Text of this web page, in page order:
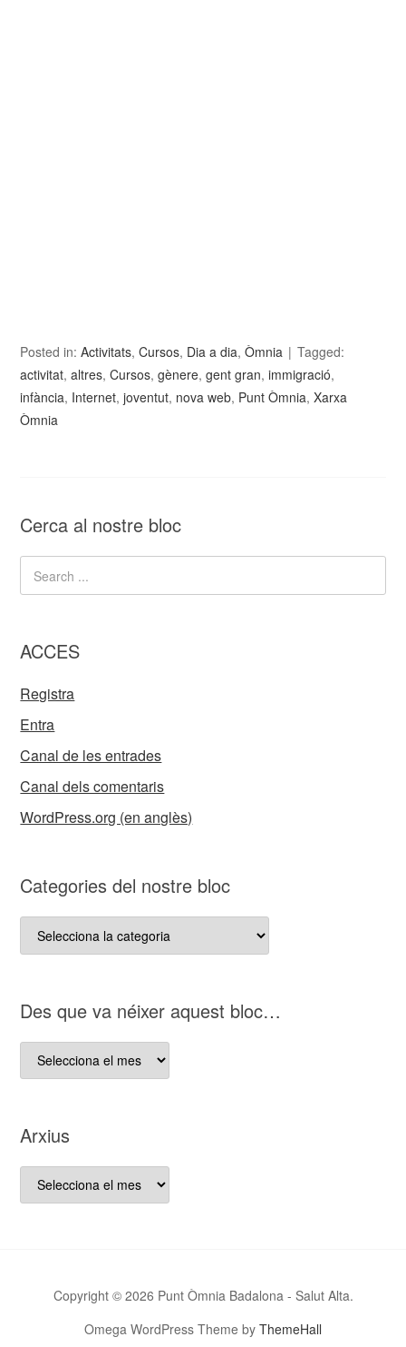
Posted in:Activitats,Cursos, Dia a dia,Òmnia
Tagged:
activitat,altres,Cursos,gènere,gent gran,immigració,
infància, Internet,joventut, nova web, Punt Òmnia,Xarxa
Òmnia
Cerca al nostre bloc
ACCES
Registra
Entra
Canal de les entrades
Canal dels comentaris
WordPress.org (en anglès)
Categories del nostre bloc
Categories
del
D es que va néixer aquest bloc…
D es
que
aquest
bloc…
Arxius
Arxius
Copyright © 2026 Punt Òmnia Badalona - Salut Alta.
Omega WordPress Theme by ThemeHall